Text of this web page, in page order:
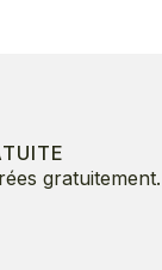
gratuitement.